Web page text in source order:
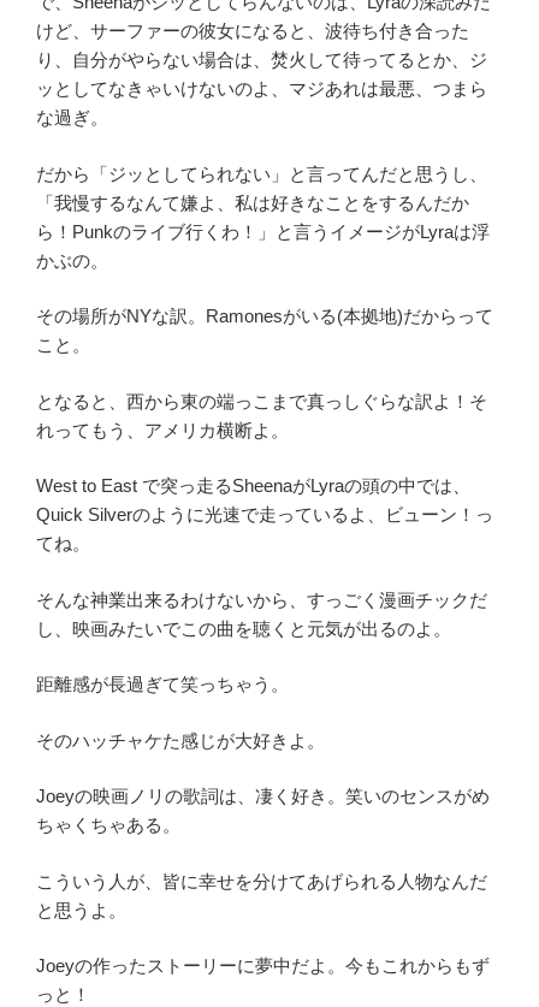
けど、サーファーの彼女になると、波待ち付き合った
り、自分がやらない場合は、焚火して待ってるとか、ジ
ッとしてなきゃいけないのよ、マジあれは最悪、つまら
な過ぎ。
だから「ジッとしてられない」と言ってんだと思うし、
「我慢するなんて嫌よ、私は好きなことをするんだか
ら！Punkのライブ行くわ！」と言うイメージがLyraは浮
かぶの。
その場所がNYな訳。Ramonesがいる(本拠地)だからって
こと。
となると、西から東の端っこまで真っしぐらな訳よ！そ
れってもう、アメリカ横断よ。
West to East で突っ走るSheenaがLyraの頭の中では、
Quick Silverのように光速で走っているよ、ビューン！っ
てね。
そんな神業出来るわけないから、すっごく漫画チックだ
し、映画みたいでこの曲を聴くと元気が出るのよ。
距離感が長過ぎて笑っちゃう。
そのハッチャケた感じが大好きよ。
Joeyの映画ノリの歌詞は、凄く好き。笑いのセンスがめ
ちゃくちゃある。
こういう人が、皆に幸せを分けてあげられる人物なんだ
と思うよ。
Joeyの作ったストーリーに夢中だよ。今もこれからもず
っと！